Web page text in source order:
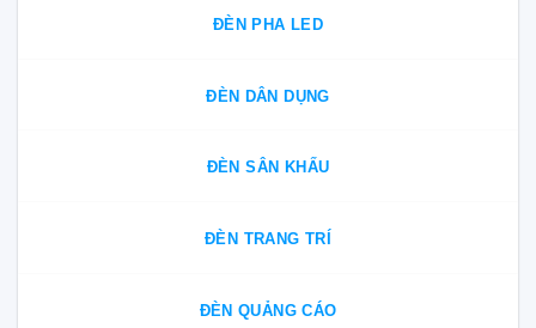
ĐÈN PHA LED
ĐÈN DÂN DỤNG
ĐÈN SÂN KHẤU
ĐÈN TRANG TRÍ
ĐÈN QUẢNG CÁO